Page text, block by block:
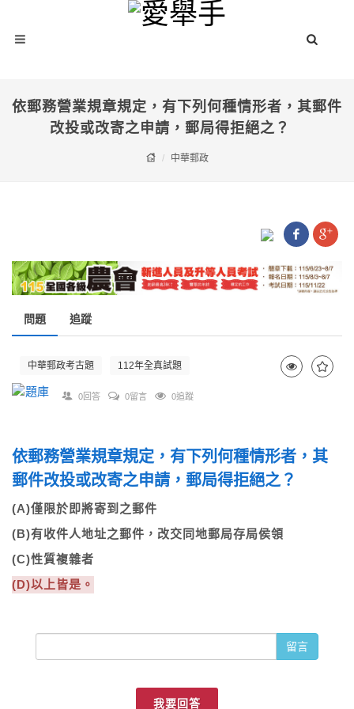
依郵務營業規章規定，有下列何種情形者，其郵件
改投或改寄之申請，郵局得拒絕之？
中華郵政
問題 追蹤
中華郵政考古題 112年全真試題
0回答 0留言 0追蹤
依郵務營業規章規定，有下列何種情形者，其
郵件改投或改寄之申請，郵局得拒絕之？
(A)僅限於即將寄到之郵件
(B)有收件人地址之郵件，改交同地郵局存局侯領
(C)性質複雜者
(D)以上皆是。
留言
我要回答